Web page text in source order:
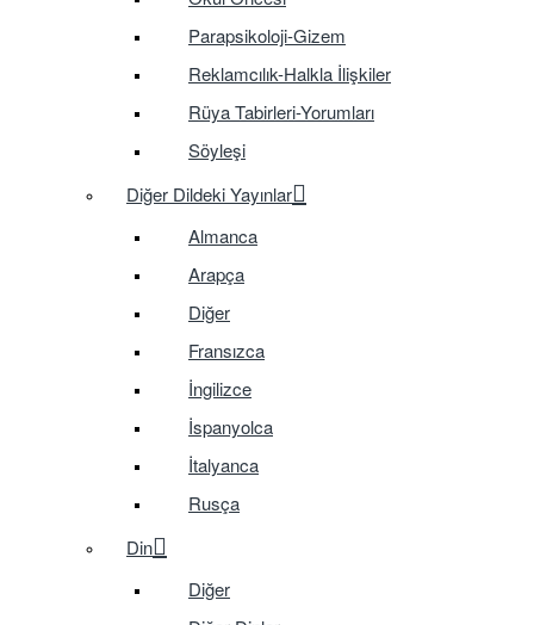
Parapsikoloji-Gizem
Reklamcılık-Halkla İlişkiler
Rüya Tabirleri-Yorumları
Söyleşi
Diğer Dildeki Yayınlar
Almanca
Arapça
Diğer
Fransızca
İngilizce
İspanyolca
İtalyanca
Rusça
Din
Diğer